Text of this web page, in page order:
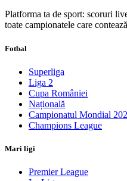
Platforma ta de sport: scoruri
toate campionatele care
Fotbal
Superliga
Liga 2
Cupa României
Națională
Campionatul Mondial
Champions League
Mari ligi
Premier League